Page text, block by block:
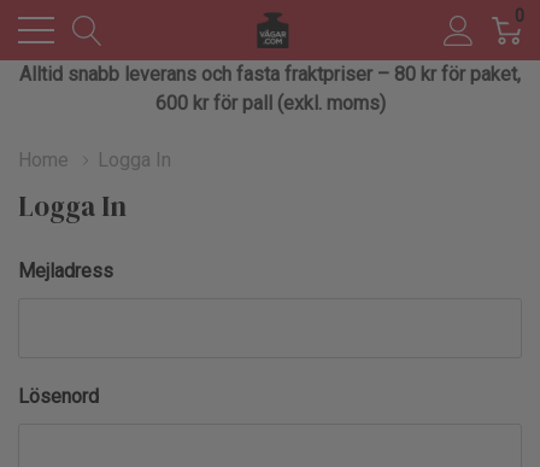
0
Alltid snabb leverans och fasta fraktpriser – 80 kr för paket,
600 kr för pall (exkl. moms)
Home Logga In
Logga In
Mejladress
Lösenord